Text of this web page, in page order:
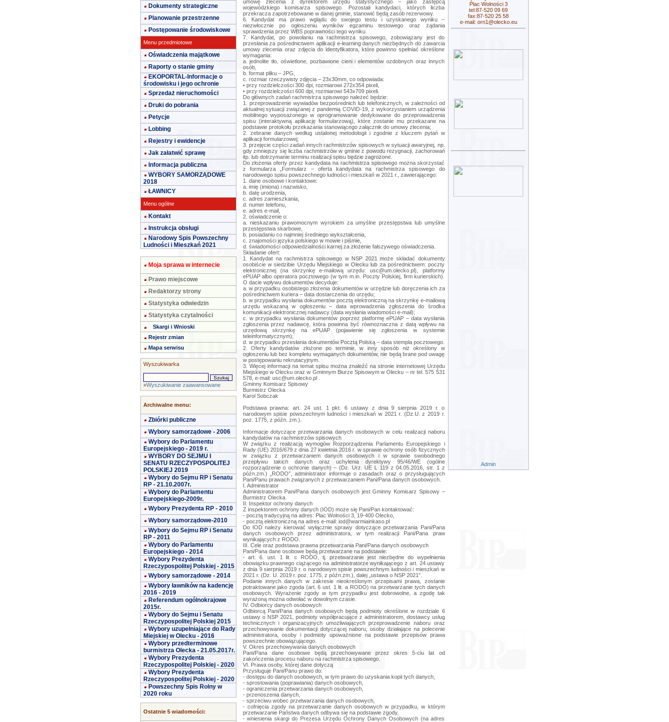
Dokumenty strategiczne
Planowanie przestrzenne
Postępowanie środowiskowe
Menu przedmiotowe
Oświadczenia majątkowe
Raporty o stanie gminy
EKOPORTAL-Informacje o
środowisku i jego ochronie
Sprzedaż nieruchomości
Druki do pobrania
Petycje
Lobbing
Rejestry i ewidencje
Jak załatwić sprawę
Informacja publiczna
WYBORY SAMORZĄDOWE
2018
ŁAWNICY
Menu ogólne
Kontakt
Instrukcja obsługi
Narodowy Spis Powszechny
Ludności i Mieszkań 2021
Moja sprawa w internecie
Prawo miejscowe
Redaktorzy strony
Statystyka odwiedzin
Statystyka czytalności
Skargi i Wnioski
Rejestr zmian
Mapa serwisu
Wyszukiwarka
»Wyszukiwanie zaawansowane
Archiwalne menu:
Zbiórki publiczne
Wybory samorządowe - 2006
Wybory do Parlamentu
Europejskiego - 2019 r.
WYBORY DO SEJMU I
SENATU RZECZYPOSPOLITEJ
POLSKIEJ 2019
Wybory do Sejmu RP i Senatu
RP - 21.10.2007r.
Wybory do Parlamentu
Europejskiego-2009r.
Wybory Prezydenta RP - 2010
Wybory samorządowe-2010
Wybory do Sejmu RP i Senatu
RP - 2011
Wybory do Parlamentu
Europejskiego - 2014
Wybory Prezydenta
Rzeczypospolitej Polskiej - 2015
Wybory samorządowe - 2014
Wybory ławników na kadencję
2016 - 2019
Referendum ogólnokrajowe
2015r.
Wybory do Sejmu i Senatu
Rzeczypospolitej Polskiej 2015
Wybory uzupełniające do Rady
Miejskiej w Olecku - 2016
Wybory przedterminowe
burmistrza Olecka - 21.05.2017r.
Wybory Prezydenta
Rzeczypospolitej Polskiej - 2020
Wybory Prezydenta
Rzeczypospolitej Polskiej - 2020
Powszechny Spis Rolny w
2020 roku
Ostatnie 5 wiadomości:
umowę zlecenia z dyrektorem urzędu statystycznego – jako zastępcą
wojewódzkiego komisarza spisowego. Pozostali kandydaci, których liczba
przekracza zapotrzebowanie w danej gminie, stanowić będą zasób rezerwowy.
6. Kandydat ma prawo wglądu do swojego testu i uzyskanego wyniku –
niezwłocznie po ogłoszeniu wyników egzaminu testowego oraz żądania
sprawdzenia przez WBS poprawności tego wyniku.
7. Kandydat, po powołaniu na rachmistrza spisowego, zobowiązany jest do
przesłania za pośrednictwem aplikacji e-learning danych niezbędnych do zawarcia
umowy zlecenia oraz zdjęcia do identyfikatora, które powinno spełniać określone
wymagania:
a. jednolite tło, oświetlone, pozbawione cieni i elementów ozdobnych oraz innych
osób,
b. format pliku – JPG,
c. rozmiar rzeczywisty zdjęcia – 23x30mm, co odpowiada:
• przy rozdzielczości 300 dpi, rozmiarowi 272x354 pixeli,
• przy rozdzielczości 600 dpi, rozmiarowi 543x709 pixeli.
Do głównych zadań rachmistrza spisowego należeć będzie:
1. przeprowadzenie wywiadów bezpośrednich lub telefonicznych, w zależności od
aktualnej sytuacji związanej z pandemią COVID-19, z wykorzystaniem urządzenia
mobilnego wyposażonego w oprogramowanie dedykowane do przeprowadzenia
spisu (interaktywną aplikację formularzową), które zostanie mu przekazane na
podstawie protokołu przekazania stanowiącego załącznik do umowy zlecenia;
2. zebranie danych według ustalonej metodologii i zgodnie z kluczem pytań w
aplikacji formularzowej;
3. przejęcie części zadań innych rachmistrzów spisowych w sytuacji awaryjnej, np.
gdy zmniejszy się liczba rachmistrzów w gminie z powodu rezygnacji, zachorowań
itp. lub dotrzymanie terminu realizacji spisu będzie zagrożone.
Do złożenia oferty przez kandydata na rachmistrza spisowego można skorzystać
z formularza „Formularz – oferta kandydata na rachmistrza spisowego do
narodowego spisu powszechnego ludności i mieszkań w 2021 r., zawierającego:
1. dane osobowe i kontaktowe:
a. imię (imiona) i nazwisko,
b. datę urodzenia,
c. adres zamieszkania,
d. numer telefonu,
e. adres e-mail,
2. oświadczenie o:
a. nieskazaniu prawomocnym wyrokiem za umyślne przestępstwa lub umyślne
przestępstwa skarbowe,
b. posiadaniu co najmniej średniego wykształcenia,
c. znajomości języka polskiego w mowie i piśmie,
d. świadomości odpowiedzialności karnej za złożenie fałszywego oświadczenia.
Składanie ofert:
1. Kandydat na rachmistrza spisowego w NSP 2021 może składać dokumenty
osobiście w siedzibie Urzędu Miejskiego w Olecku lub za pośrednictwem: poczty
elektronicznej (na skrzynkę e-mailową urzędu:usc@um.olecko.pl), platformy
ePUAP albo operatora pocztowego (w tym m.in. Poczty Polskiej, firm kurierskich).
O dacie wpływu dokumentów decyduje:
a. w przypadku osobistego złożenia dokumentów w urzędzie lub doręczenia ich za
pośrednictwem kuriera – data dostarczenia do urzędu;
b. w przypadku wysłania dokumentów pocztą elektroniczną na skrzynkę e-mailową
urzędu wskazaną w ogłoszeniu – data wprowadzenia zgłoszenia do środka
komunikacji elektronicznej nadawcy (data wysłania wiadomości e-mail);
c. w przypadku wysłania dokumentów poprzez platformę ePUAP – data wysłania
zgłoszenia przez nadawcę, która powinna być równoznaczna z datą wpływu na
urzędową skrzynkę na ePUAP (pojawienie się zgłoszenia w systemie
teleinformatycznym);
d. w przypadku przesłania dokumentów Pocztą Polską – data stempla pocztowego.
2. Oferty kandydatów złożone po terminie, w inny sposób niż określony w
ogłoszeniu lub bez kompletu wymaganych dokumentów, nie będą brane pod uwagę
w postępowaniu rekrutacyjnym.
3. Więcej informacji na temat spisu można znaleźć na stronie internetowej Urzędu
Miejskiego w Olecku oraz w Gminnym Biurze Spisowym w Olecku – nr tel. 575 531
578, e-mail: usc@um.olecko.pl.
Gminny Komisarz Spisowy
Burmistrz Olecka
Karol Sobczak
Podstawa prawna: art. 24 ust. 1 pkt. 6 ustawy z dnia 9 sierpnia 2019 r. o
narodowym spisie powszechnym ludności i mieszkań w 2021 r. (Dz.U. z 2019 r.
poz. 1775, z późn. zm.).
Informacje dotyczące przetwarzania danych osobowych w celu realizacji naboru
kandydatów na rachmistrzów spisowych
W związku z realizacją wymogów Rozporządzenia Parlamentu Europejskiego i
Rady (UE) 2016/679 z dnia 27 kwietnia 2016 r. w sprawie ochrony osób fizycznych
w związku z przetwarzaniem danych osobowych i w sprawie swobodnego
przepływu takich danych oraz uchylenia dyrektywy 95/46/WE (ogólne
rozporządzenie o ochronie danych) – (Dz. Urz. UE L 119 z 04.05.2016, str. 1 z
późn.zm.) „RODO”, administrator informuje o zasadach oraz o przysługujących
Pani/Panu prawach związanych z przetwarzaniem Pani/Pana danych osobowych.
I. Administrator
Administratorem Pani/Pana danych osobowych jest Gminny Komisarz Spisowy –
Burmistrz Olecka.
II. Inspektor ochrony danych
Z inspektorem ochrony danych (IOD) może się Pani/Pan kontaktować:
- pocztą tradycyjną na adres: Plac Wolności 3, 19-400 Olecko,
- pocztą elektroniczną na adres e-mail: iod@warmiainkaso.pl
Do IOD należy kierować wyłącznie sprawy dotyczące przetwarzania Pani/Pana
danych osobowych przez administratora, w tym realizacji Pani/Pana praw
wynikających z RODO.
III. Cele oraz podstawa prawna przetwarzania Pani/Pana danych osobowych
Pani/Pana dane osobowe będą przetwarzane na podstawie:
- art. 6. ust. 1 lit. c RODO, tj. przetwarzanie jest niezbędne do wypełnienia
obowiązku prawnego ciążącego na administratorze wynikającego z art. 24 ustawy
z dnia 9 sierpnia 2019 r. o narodowym spisie powszechnym ludności i mieszkań w
2021 r. (Dz. U. 2019 r. poz. 1775, z późn.zm.), dalej „ustawa o NSP 2021”.
Podanie innych danych w zakresie nieokreślonym przepisami prawa, zostanie
potraktowane jako zgoda (art. 6 ust. 1 lit. a RODO) na przetwarzanie tych danych
osobowych. Wyrażenie zgody w tym przypadku jest dobrowolne, a zgodę tak
wyrażoną można odwołać w dowolnym czasie.
IV. Odbiorcy danych osobowych
Odbiorcą Pani/Pana danych osobowych będą podmioty określone w rozdziale 6
ustawy o NSP 2021, podmioty współpracujące z administratorem, dostawcy usług
technicznych i organizacyjnych umożliwiających przeprowadzenie naboru oraz
przechowywanie dokumentacji dotyczącej naboru, osoby działające na polecenie
administratora, osoby i podmioty upoważnione na podstawie przepisów prawa
powszechnie obowiązującego.
V. Okres przechowywania danych osobowych
Pani/Pana dane osobowe będą przechowywane przez okres 5-ciu lat od
zakończenia procesu naboru na rachmistrza spisowego.
VI. Prawa osoby, której dane dotyczą
Przysługuje Pani/Panu prawo do:
- dostępu do danych osobowych, w tym prawo do uzyskania kopii tych danych,
- sprostowania (poprawiania) danych osobowych,
- ograniczenia przetwarzania danych osobowych,
- przenoszenia danych,
- sprzeciwu wobec przetwarzania danych osobowych,
- cofnięcia zgody na przetwarzanie danych osobowych w przypadku, w którym
przetwarzanie Państwa danych odbywa się na podstawie zgody,
- wniesienia skargi do Prezesa Urzędu Ochrony Danych Osobowych (na adres
Plac Wolności 3
tel:87-520 09 69
fax:87-520 25 58
e-mail: orn1@olecko.eu
Admin